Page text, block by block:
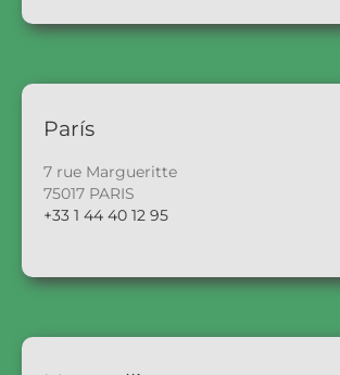
París
7 rue Margueritte
75017 PARIS
+33 1 44 40 12 95